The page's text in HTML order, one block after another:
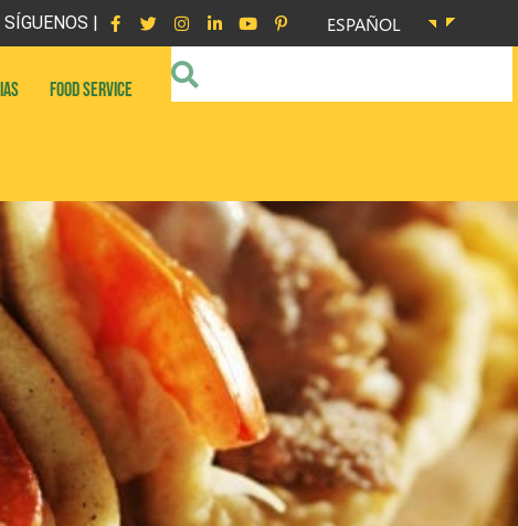
SÍGUENOS | ESPAÑOL
FOOD SERVICE